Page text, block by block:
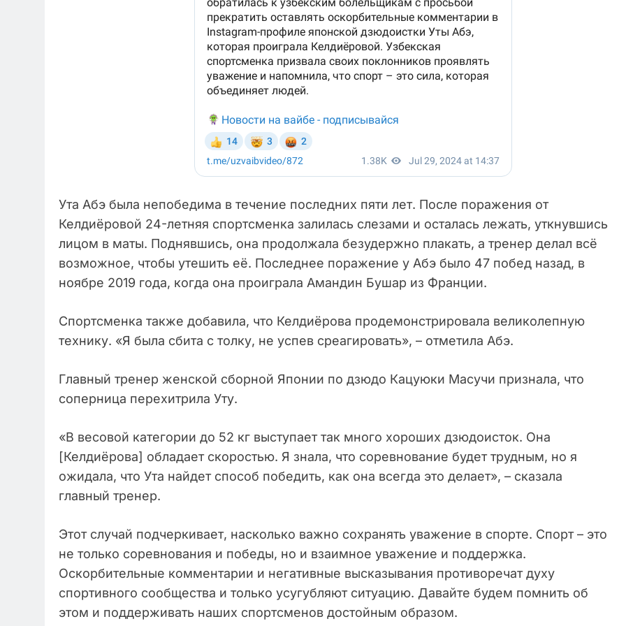
Ута Абэ была непобедима в течение последних пяти лет. После поражения от
Келдиёровой 24-летняя спортсменка залилась слезами и осталась лежать, уткнувшись
лицом в маты. Поднявшись, она продолжала безудержно плакать, а тренер делал всё
возможное, чтобы утешить её. Последнее поражение у Абэ было 47 побед назад, в
ноябре 2019 года, когда она проиграла Амандин Бушар из Франции.
Спортсменка также добавила, что Келдиёрова продемонстрировала великолепную
технику. «Я была сбита с толку, не успев среагировать», – отметила Абэ.
Главный тренер женской сборной Японии по дзюдо Кацуюки Масучи признала, что
соперница перехитрила Уту.
«В весовой категории до 52 кг выступает так много хороших дзюдоисток. Она
[Келдиёрова] обладает скоростью. Я знала, что соревнование будет трудным, но я
ожидала, что Ута найдет способ победить, как она всегда это делает», – сказала
главный тренер.
Этот случай подчеркивает, насколько важно сохранять уважение в спорте. Спорт – это
не только соревнования и победы, но и взаимное уважение и поддержка.
Оскорбительные комментарии и негативные высказывания противоречат духу
спортивного сообщества и только усугубляют ситуацию. Давайте будем помнить об
этом и поддерживать наших спортсменов достойным образом.